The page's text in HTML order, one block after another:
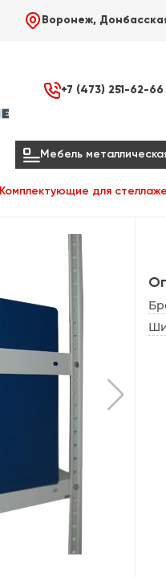
 Воронеж,
+7 (473) 251-62-66
Мебель
Комплектующие для